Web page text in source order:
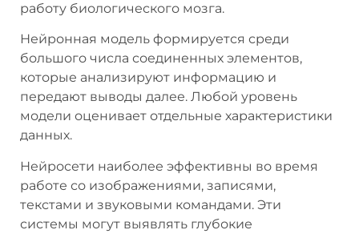
работу биологического мозга.
Нейронная модель формируется среди
большого числа соединенных элементов,
которые анализируют информацию и
передают выводы далее. Любой уровень
модели оценивает отдельные характеристики
данных.
Нейросети наиболее эффективны во время
работе со изображениями, записями,
текстами и звуковыми командами. Эти
системы могут выявлять глубокие